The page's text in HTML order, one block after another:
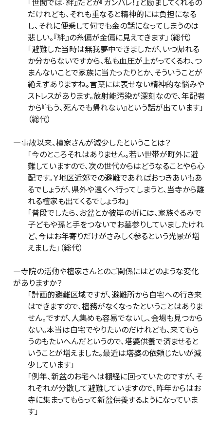
だけれども、それも重なると精神的には負担になる
し、それに便乗して何でも金の話になってしまうのは
悲しい。『絆』の糸偏が金偏に見えてきます」（総代）
「避難した当時は無我夢中できましたが、いつ帰れる
か分からないですから、私も血圧が上がってくるわ、つ
まんないことで家族に当たったりとか、そういうことが
絶えずありますね。言葉には表せない精神的な悩みや
ストレスがあります。放射能汚染が深刻なので、年配者
から『もう、死んでも帰れない』という話が出ています」
（総代）
―事故以来、檀家さんが減少したということは？
「今のところそれはありません。若い世帯が町外に避
難していますので、次の世代からはどうなることやら心
配です。Ｙ地区近郊での避難であればおつきあいもあ
るでしょうが、県外や遠くへ行ってしまうと、当寺から離
れる檀家も出てくるでしょうね」
「普段でしたら、お盆とか彼岸の折には、家族ぐるみで
子どもや孫と手をつないでお墓参りしていましたけれ
ど、今はお年寄りだけがさみしく参るという光景が増
えました」（総代）
―寺院の活動や檀家さんとのご関係にはどのような変化
がありますか？
「計画的避難区域ですが、避難所から自宅への行き来
はできますので、檀務がなくなったということはありま
せん。ですが、人集めも容易でないし、会場も見つから
ない。本当は自宅でやりたいのだけれども、来てもら
うのもたいへんだというので、塔婆供養で済ませると
いうことが増えました。最近は塔婆の依頼じたいが減
少しています」
「例年、新盆のお宅へは棚経に回っていたのですが、そ
れぞれが分散して避難していますので、昨年からはお
寺に集まってもらって新盆供養するようになっていま
す」